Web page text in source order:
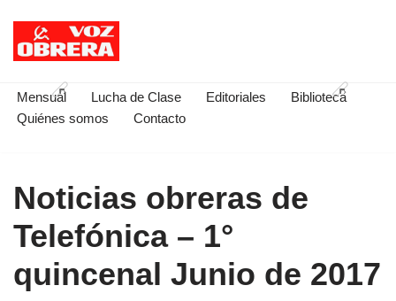
Saltar
contenido
Mensual Lucha de Clase Editoriales
Biblioteca
Quiénes somos
Contacto
Noticias obreras de
Telefónica – 1°
quincenal Junio de 2017